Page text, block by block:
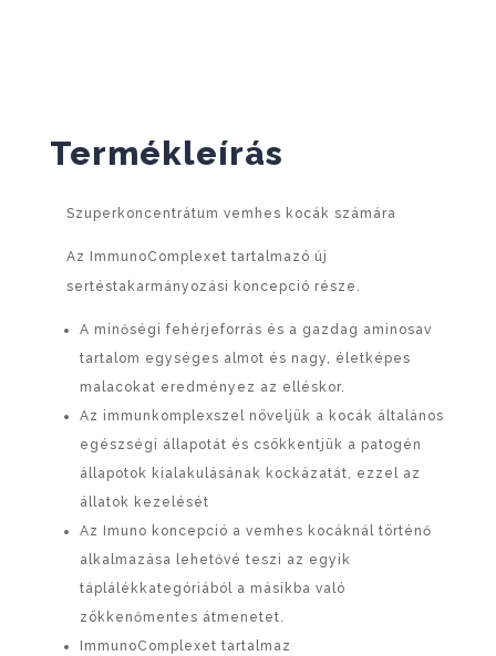
Termékleírás
Szuperkoncentrátum vemhes kocák számára
Az ImmunoComplexet tartalmazó új
sertéstakarmányozási koncepció része.
A minőségi fehérjeforrás és a gazdag aminosav
tartalom egységes almot és nagy, életképes
malacokat eredményez az elléskor.
Az immunkomplexszel növeljük a kocák általános
egészségi állapotát és csökkentjük a patogén
állapotok kialakulásának kockázatát, ezzel az
állatok kezelését
Az Imuno koncepció a vemhes kocáknál történő
alkalmazása lehetővé teszi az egyik
táplálékkategóriából a másikba való
zökkenőmentes átmenetet.
ImmunoComplexet tartalmaz